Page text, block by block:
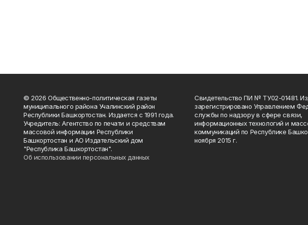
© 2026 Общественно-политическая газеты
муниципального района Учалинский район
Республики Башкортостан. Издается с 1991 года.
Учредитель: Агентство по печати и средствам
массовой информации Республики
Башкортостан и АО Издательский дом
"Республика Башкортостан".
Об использовании персональных данных
Свидетельство ПИ № ТУ02-01481.
зарегистрировано Управлением
службы по надзору в сфере связи,
информационных технологий и
коммуникаций по Республике
ноября 2015 г.